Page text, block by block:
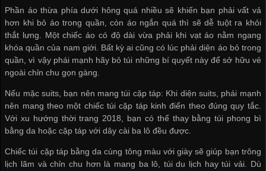
Phần áo thừa phía dưới hông quá nhiều sẽ khiến bạn phải vất vả
hơn khi bỏ áo trong quần, còn áo ngắn quá thì sẽ dễ tuột ra khỏi
thắt lưng. Một chiếc áo có độ dài vừa phải khi vạt áo nằm ngang
khóa quần của nam giới. Bất kỳ ai cũng có lúc phải diện áo bỏ trong
quần, vì vậy phái mạnh hãy bỏ túi những bí quyết này để sở hữu vẻ
ngoài chỉn chu gọn gàng.
Nếu mặc suits, bạn nên mang túi cặp táp: Khi diện suits, phái mạnh
nên mang theo một chiếc túi cặp táp kinh điển theo đúng quy tắc.
Với xu hướng thời trang 2018, bạn có thể thay bằng túi phong bì
bằng da hoặc cặp táp với dây cài ba lô đều được.
Chiếc túi cặp táp bằng da cùng tông màu với giày sẽ giúp bạn trông
lịch lãm và chỉn chu hơn là mang ba lô, túi du lịch hay túi vải. Dù